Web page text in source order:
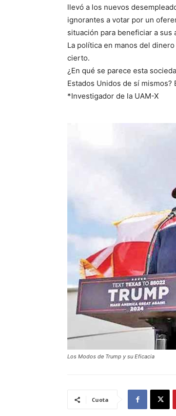
llevó a los nuevos
ignorantes a votar por un
situación para beneficiar a sus
La política en manos del
cierto.
¿En qué se parece esta
Estados Unidos de sí
*Investigador de la UAM-X
Los Modos de Trump y su Eficacia
Cuota